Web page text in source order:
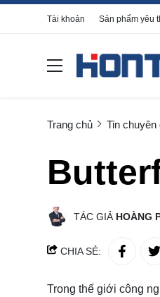
Tài khoản Sản phẩm yêu
Trang chủ Tin chuyên
TÁC GIẢ HOÀNG
CHIA SẺ:
Trong thế giới công